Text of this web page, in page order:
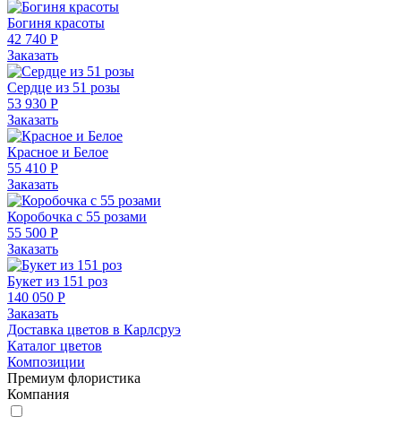
Богиня красоты
42 740 Р
Заказать
Сердце из 51 розы
53 930 Р
Заказать
Красное и Белое
55 410 Р
Заказать
Коробочка с 55 розами
55 500 Р
Заказать
Букет из 151 роз
140 050 Р
Заказать
Доставка цветов в Карлсруэ
Каталог цветов
Композиции
Премиум флористика
Компания